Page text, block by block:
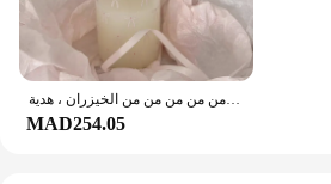
أكواب زجاجية بعقدة فراشية لطيفة بغطاء وقش من الخيزران ، مثلجة ، قهوة ساخنة ، زجاج عصير ، كوب بهلوان ، من من من من من من من من من الخيزران ، هدية
MAD254.05